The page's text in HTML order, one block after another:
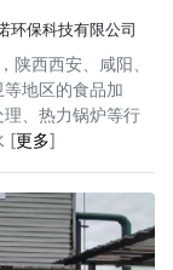
环保科技有限公司
西西安、咸阳、
地区的食品加
、热力锅炉等行
[更多]